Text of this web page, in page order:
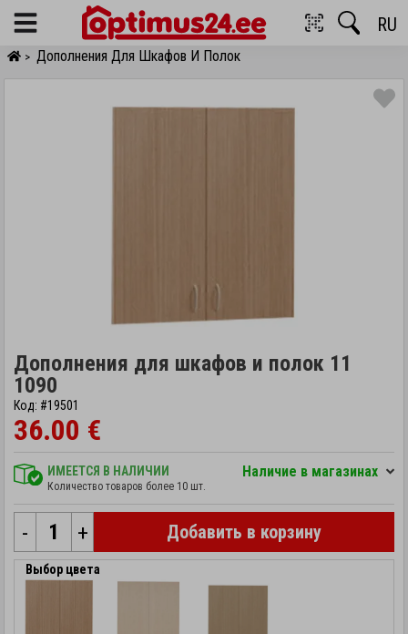
Menu RU
> Дополнения Для Шкафов И Полок
Дополнения для шкафов и полок 11
1090
Код: #19501
36.00 €
ИМЕЕТСЯ В НАЛИЧИИ
Количество товаров более 10 шт.
Hаличие в магазинах
- + Добавить в корзину
Выбор цвета